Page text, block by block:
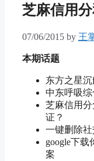
芝麻信用
07/06/2015 by 王
本期话题
东方之星
中东呼吸综
芝麻信用
证？
一键删除
google下载
案